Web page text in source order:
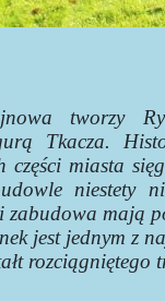
tworzy
Tkacza.
części miasta
niestety
i zabudowa mają
jest jednym z
rozciągniętego